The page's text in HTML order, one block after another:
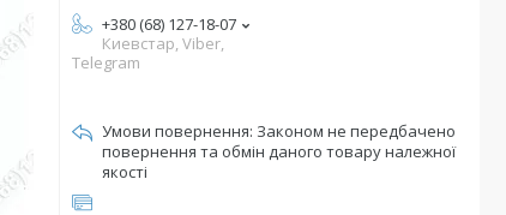
+380 (68) 127-18-07
Киевстар, Viber,
Telegram
Законом не передбачено
повернення та обмін даного товару належної
якості